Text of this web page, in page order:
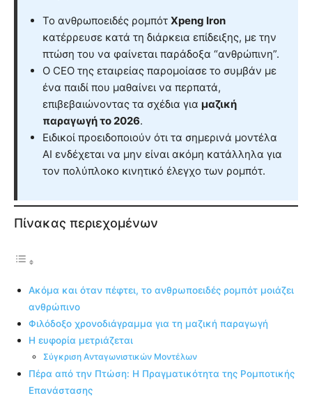
Το ανθρωποειδές ρομπότ Xpeng Iron
κατέρρευσε κατά τη διάρκεια επίδειξης, με την
πτώση του να φαίνεται παράδοξα “ανθρώπινη”.
Ο CEO της εταιρείας παρομοίασε το συμβάν με
ένα παιδί που μαθαίνει να περπατά,
επιβεβαιώνοντας τα σχέδια για μαζική
παραγωγή το 2026.
Ειδικοί προειδοποιούν ότι τα σημερινά μοντέλα
AI ενδέχεται να μην είναι ακόμη κατάλληλα για
τον πολύπλοκο κινητικό έλεγχο των ρομπότ.
Πίνακας περιεχομένων
Ακόμα και όταν πέφτει, το ανθρωποειδές ρομπότ μοιάζει
ανθρώπινο
Φιλόδοξο χρονοδιάγραμμα για τη μαζική παραγωγή
Η ευφορία μετριάζεται
Σύγκριση Ανταγωνιστικών Μοντέλων
Πέρα από την Πτώση: Η Πραγματικότητα της Ρομποτικής
Επανάστασης